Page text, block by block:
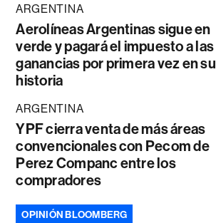
ARGENTINA
Aerolíneas Argentinas sigue en
verde y pagará el impuesto a las
ganancias por primera vez en su
historia
ARGENTINA
YPF cierra venta de más áreas
convencionales con Pecom de
Perez Companc entre los
compradores
OPINIÓN BLOOMBERG